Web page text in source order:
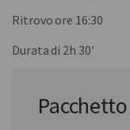
Ritrovo ore 16:30
Durata di 2h 30′
Somewhere